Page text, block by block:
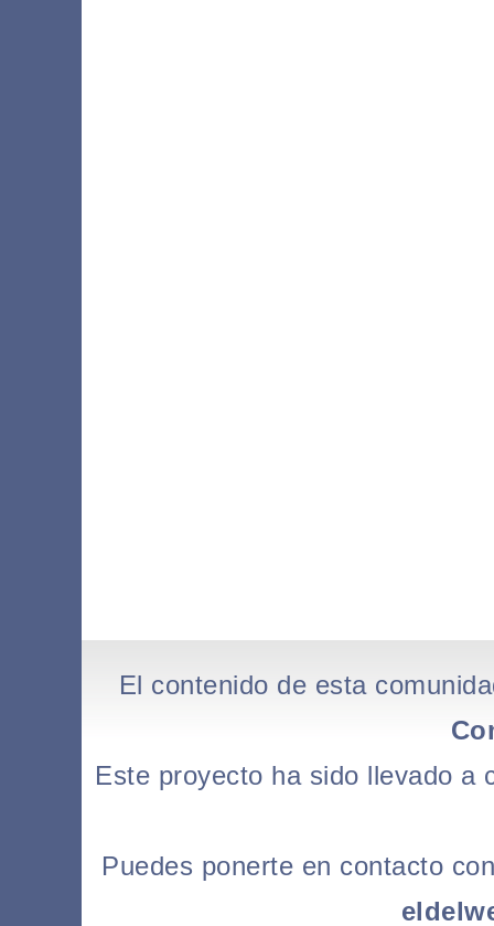
El contenido de esta
Este proyecto ha sido llevado
Puedes ponerte en contacto